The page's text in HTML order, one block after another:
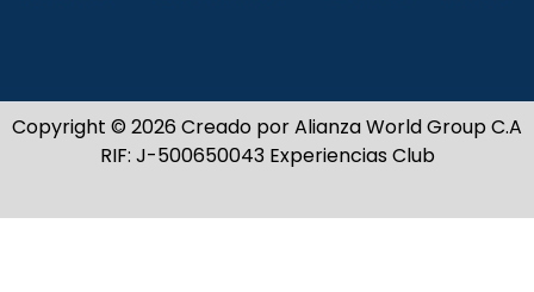
Copyright © 2026 Creado por Alianza World Group C.A
RIF: J-500650043 Experiencias Club